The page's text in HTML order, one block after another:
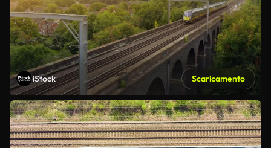
iStock Scaricamento